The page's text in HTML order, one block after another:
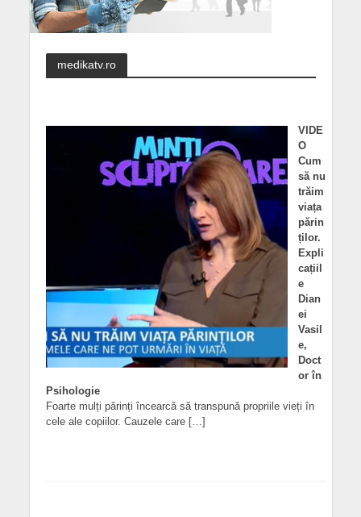
medikatv.ro
VIDE
O
Cum
să nu
trăim
viața
părin
ților.
Expli
cațiil
e
Dian
ei
Vasil
e,
Doct
or în
Psihologie
Foarte mulți părinți încearcă să transpună propriile vieți în
cele ale copiilor. Cauzele care […]